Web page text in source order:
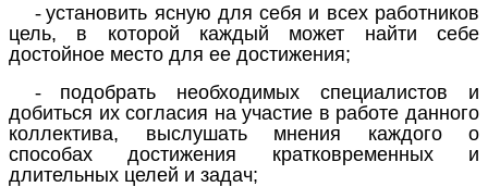
- установить ясную для себя и всех работников
цель, в которой каждый может найти себе
достойное место для ее достижения;
-
подобрать необходимых специалистов и
добиться их согласия на участие в работе данного
коллектива, выслушать мнения каждого о
способах достижения кратковременных и
длительных целей и задач;